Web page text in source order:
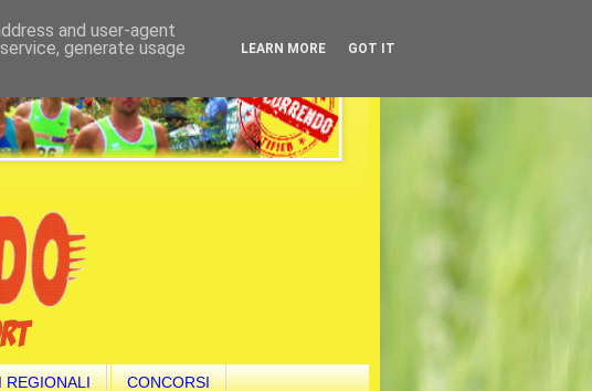
REGIONALI CONCORSI
and user-agent
generate usage
LEARN MORE GOT IT